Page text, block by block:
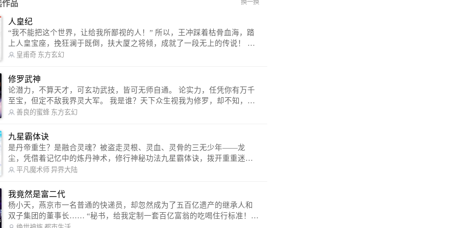
作品 换一换
人皇纪
“我不能把这个世界，让给我所鄙视的人！” 所以，王冲踩着枯骨血海，踏
上人皇宝座，挽狂澜于既倒，扶大厦之将倾，成就了一段无上的传说！ 微
信公众号：皇甫奇 （微信号：huangfuqi1985） 新浪微博：皇甫奇（地址：
皇甫奇 东方玄幻
修罗武神
论潜力，不算天才，可玄功武技，皆可无师自通。 论实力，任凭你有万千
至宝，但定不敌我界灵大军。 我是谁？天下众生视我为修罗，却不知，我
以修罗成武神。 （想看修罗武神番外，请关注蜜蜂微信公众号：善良的蜜
善良的蜜蜂 东方玄幻
九星霸体诀
是丹帝重生？是融合灵魂？被盗走灵根、灵血、灵骨的三无少年——龙
尘，凭借着记忆中的炼丹神术，修行神秘功法九星霸体诀，拨开重重迷
雾，解开惊天之局。 手掌天地乾坤，脚踏日月星辰，勾搭各色美女，
哭。 本故事纯属虚构，如有雷同，那就是真事儿，想要对号入座，抓
紧时间进群：487963015 微信公众号：平凡魔术师,或者搜索：pingfanmosh
ushi1982,公众号上有问必答，福利多多！
平凡魔术师 异界大陆
我竟然是富二代
杨小天，燕京市一名普通的快递员，却忽然成为了五百亿遗产的继承人和
双子集团的董事长…… “秘书，给我定制一套百亿富翁的吃喝住行标准！”